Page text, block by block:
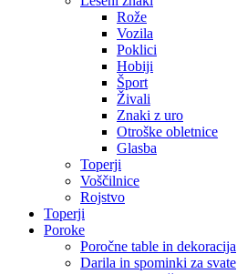
Rože
Vozila
Poklici
Hobiji
Šport
Živali
Znaki z uro
Otroške obletnice
Glasba
Toperji
Voščilnice
Rojstvo
Toperji
Poroke
Poročne table in dekoracija
Darila in spominki za svate